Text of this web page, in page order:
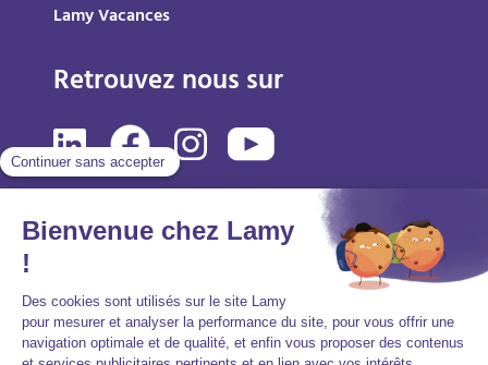
Lamy Vacances
Retrouvez nous sur
Mentions légales
Politique de protection des données personnelles
Accessibilité : partiellement conforme